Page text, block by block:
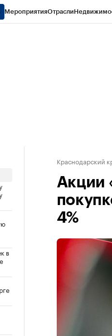
МероприятияОтрасли
в
Краснодарский
Акции
4%